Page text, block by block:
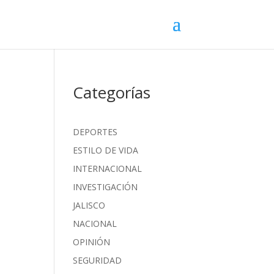
Categorías
DEPORTES
ESTILO DE VIDA
INTERNACIONAL
INVESTIGACIÓN
JALISCO
NACIONAL
OPINIÓN
SEGURIDAD